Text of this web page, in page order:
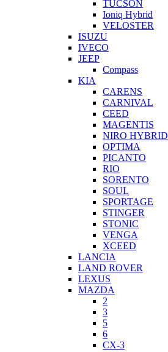
TUCSON
Ioniq Hybrid
VELOSTER
ISUZU
IVECO
JEEP
Compass
KIA
CARENS
CARNIVAL
CEED
MAGENTIS
NIRO HYBRID
OPTIMA
PICANTO
RIO
SORENTO
SOUL
SPORTAGE
STINGER
STONIC
VENGA
XCEED
LANCIA
LAND ROVER
LEXUS
MAZDA
2
3
5
6
CX-3